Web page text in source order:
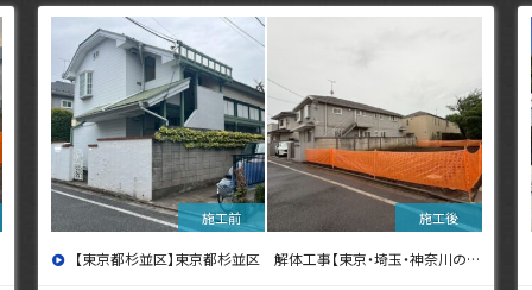
【東京都杉並区】東京都杉並区 解体工事【東京・埼玉・神奈川の解体工事なら東央建設へ】